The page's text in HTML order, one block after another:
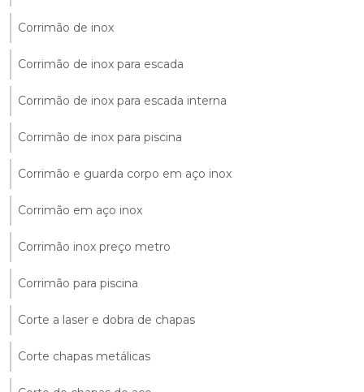
Corrimão de inox
Corrimão de inox para escada
Corrimão de inox para escada interna
Corrimão de inox para piscina
Corrimão e guarda corpo em aço inox
Corrimão em aço inox
Corrimão inox preço metro
Corrimão para piscina
Corte a laser e dobra de chapas
Corte chapas metálicas